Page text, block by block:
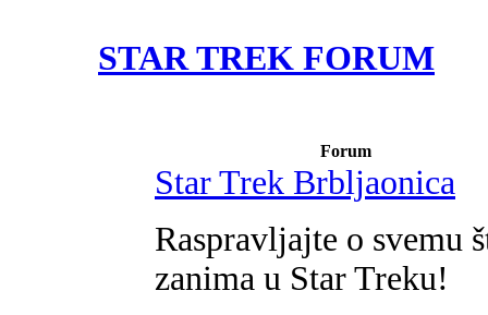
STAR TREK FORUM
Forum
Star Trek Brbljaonica
Raspravljajte o svemu
zanima u Star Treku!